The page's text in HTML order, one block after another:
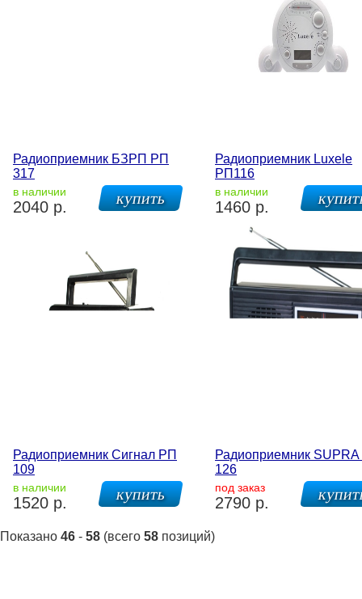
Радиоприемник БЗРП РП
317
в наличии
2040 р.
Радиоприемник Luxele
РП116
в наличии
1460 р.
Радиоприемник Сигнал РП
109
в наличии
1520 р.
Радиоприемник SUPRA
126
под заказ
2790 р.
Показано 46 - 58 (всего 58 позиций)